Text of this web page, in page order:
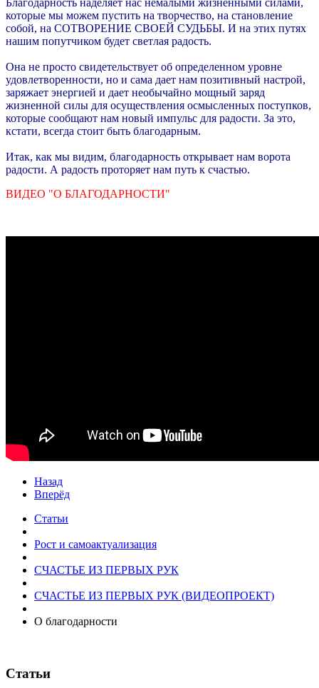
которые мы можем пустить на творчество, на становление
собой, на СОТВОРЕНИЕ СВОЕЙ СУДЬБЫ. И на этих путях
нашим попутчиком будет светлая радость.
Она не просто свидетельствует об определенном уровне
удовлетворенности, но и сама дает нам позитивный настрой,
заряжает энергией и дает необычайно мощный заряд
жизненной силы для осуществления осмысленных поступков,
которые сообщают нам новый импульс для радости. За это,
кстати, всегда стоит быть благодарным.
Итак, как мы видим, благодарность открывает нам ворота
радости. А радость проторяет нам путь к счастью.
ВИДЕО "О БЛАГОДАРНОСТИ"
Назад
Вперёд
Статьи
Рост и самоактуализация
СЧАСТЬЕ ИЗ ПЕРВЫХ РУК
СЧАСТЬЕ ИЗ ПЕРВЫХ РУК (ВИДЕОПРОЕКТ)
О благодарности
Статьи